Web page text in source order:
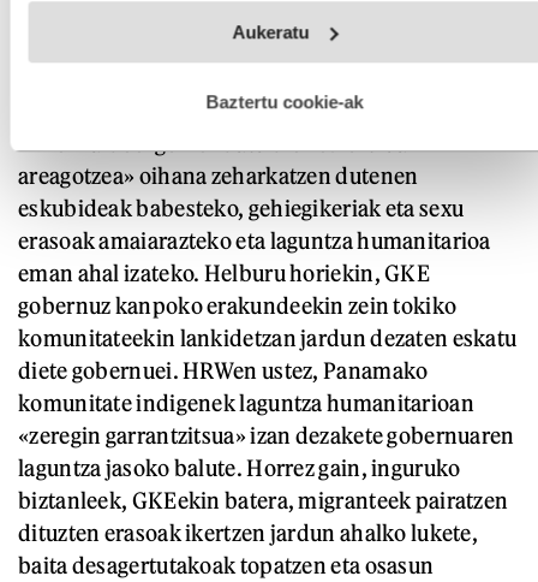
fitxategiak erabiltzen ditu. Zure esperientzia eta zerbitzuak
esplizitua ematen diguzu.Gehiago irakurri
Aukeratu
Baztertu cookie-ak
areagotzea» oihana zeharkatzen dutenen
eskubideak babesteko, gehiegikeriak eta sexu
erasoak amaiarazteko eta laguntza humanitarioa
eman ahal izateko. Helburu horiekin, GKE
gobernuz kanpoko erakundeekin zein tokiko
komunitateekin lankidetzan jardun dezaten eskatu
diete gobernuei. HRWen ustez, Panamako
komunitate indigenek laguntza humanitarioan
«zeregin garrantzitsua» izan dezakete gobernuaren
laguntza jasoko balute. Horrez gain, inguruko
biztanleek, GKEekin batera, migranteek pairatzen
dituzten erasoak ikertzen jardun ahalko lukete,
baita desagertutakoak topatzen eta osasun